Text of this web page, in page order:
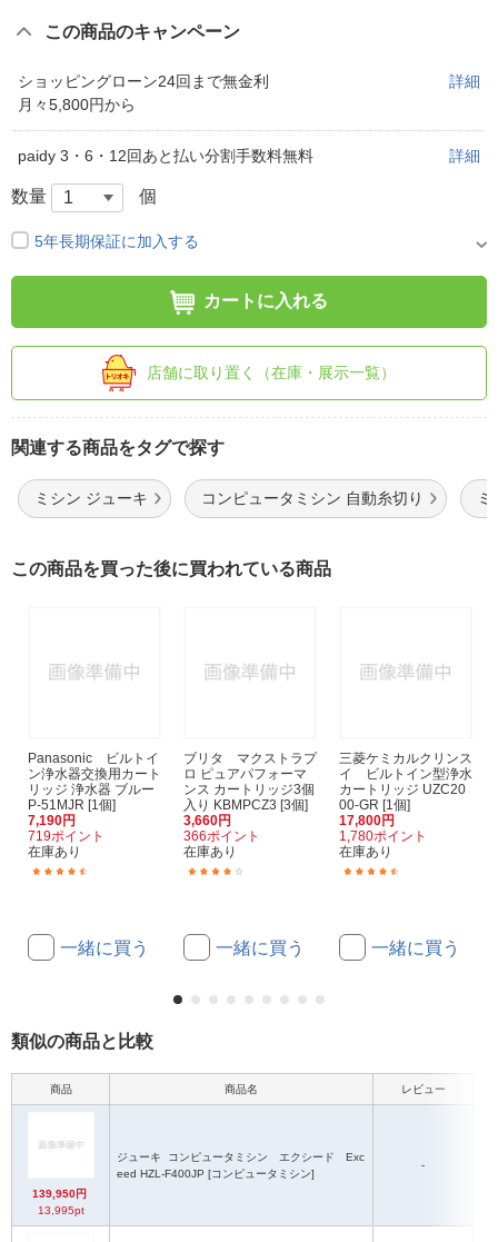
この商品のキャンペーン
ショッピングローン24回まで無金利
月々5,800円から
詳細
paidy 3・6・12回あと払い分割手数料無料 詳細
数量 個
5年長期保証に加入する
カートに入れる
店舗に取り置く（在庫・展示一覧）
関連する商品をタグで探す
ミシン ジューキ コンピュータミシン 自動糸切り
この商品を買った後に買われている商品
Panasonic ビルトイ
ン浄水器交換用カート
リッジ 浄水器 ブルー
P-51MJR [1個]
7,190円
719ポイント
在庫あり
一緒に買う
ブリタ マクストラプ
ロ ピュアパフォーマ
ンス カートリッジ3個
入り KBMPCZ3 [3個]
3,660円
366ポイント
在庫あり
一緒に買う
三菱ケミカルクリンス
イ ビルトイン型浄水
カートリッジ UZC20
00-GR [1個]
17,800円
1,780ポイント
在庫あり
一緒に買う
類似の商品と比較
商品 商品名 レビュー
139,950円
13,995pt
ジューキ
eed HZL-F400JP [コンピュータミシン]
-